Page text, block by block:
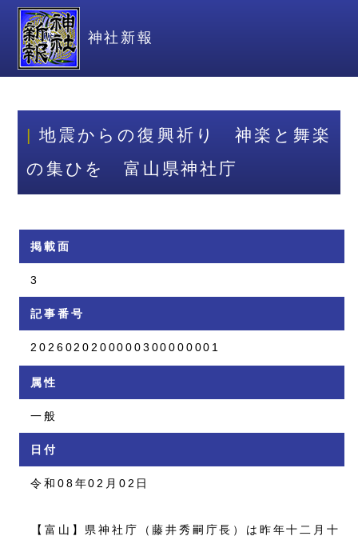
神社新報
地震からの復興祈り 神楽と舞楽
の集ひを 富山県神社庁
掲載面
3
記事番号
2026020200000300000001
属性
一般
日付
令和08年02月02日
【富山】県神社庁（藤井秀嗣庁長）は昨年十二月十